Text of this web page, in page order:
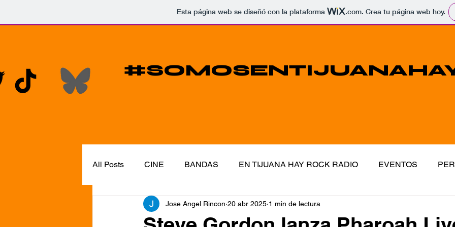
Esta página web se diseñó con la plataforma .com. Crea tu página web hoy.
All Posts CINE BANDAS EN TIJUANA HAY ROCK RADIO EVENTOS
EN TIJUANA HAY ROCK REVISTA RADIO VISIONES
Jose Angel Rincon 20 abr 2025 1 min de lectura